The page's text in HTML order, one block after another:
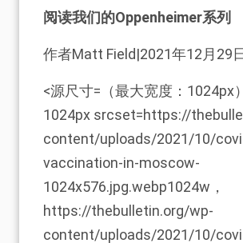
阅读我们的Oppenheimer系列
作者Matt Field|2021年12月29
<源尺寸=（最大宽度：1024px
1024px srcset=https://
content/uploads/2021/10/
vaccination-in-moscow-
1024x576.jpg.webp1024w，
https://thebulletin.org/wp-
content/uploads/2021/10/